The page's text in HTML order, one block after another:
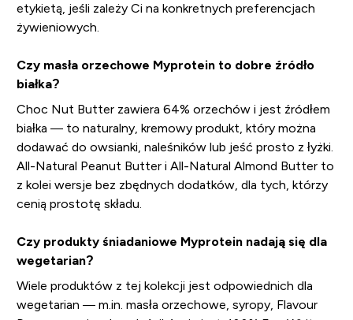
etykietą, jeśli zależy Ci na konkretnych preferencjach
żywieniowych.
Czy masła orzechowe Myprotein to dobre źródło
białka?
Choc Nut Butter zawiera 64% orzechów i jest źródłem
białka — to naturalny, kremowy produkt, który można
dodawać do owsianki, naleśników lub jeść prosto z łyżki.
All-Natural Peanut Butter i All-Natural Almond Butter to
z kolei wersje bez zbędnych dodatków, dla tych, którzy
cenią prostotę składu.
Czy produkty śniadaniowe Myprotein nadają się dla
wegetarian?
Wiele produktów z tej kolekcji jest odpowiednich dla
wegetarian — m.in. masła orzechowe, syropy, Flavour